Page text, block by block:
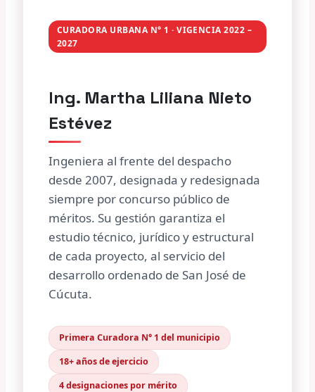
CURADORA URBANA N° 1 · VIGENCIA 2022 –
2027
Ing. Martha Liliana Nieto
Estévez
Ingeniera al frente del despacho
desde 2007, designada y redesignada
siempre por concurso público de
méritos. Su gestión garantiza el
estudio técnico, jurídico y estructural
de cada proyecto, al servicio del
desarrollo ordenado de San José de
Cúcuta.
Primera Curadora N° 1 del municipio
18+ años de ejercicio
4 designaciones por mérito